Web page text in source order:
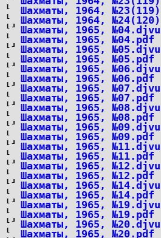
Шахматы, 1964,
Шахматы, 1964,
Шахматы, 1965, №04.djvu
Шахматы, 1965, №04.pdf
Шахматы, 1965, №05.djvu
Шахматы, 1965, №05.pdf
Шахматы, 1965, №06.djvu
Шахматы, 1965, №06.pdf
Шахматы, 1965, №07.djvu
Шахматы, 1965, №07.pdf
Шахматы, 1965, №08.djvu
Шахматы, 1965, №08.pdf
Шахматы, 1965, №09.djvu
Шахматы, 1965, №09.pdf
Шахматы, 1965, №11.djvu
Шахматы, 1965, №11.pdf
Шахматы, 1965, №12.djvu
Шахматы, 1965, №12.pdf
Шахматы, 1965, №14.djvu
Шахматы, 1965, №14.pdf
Шахматы, 1965, №19.djvu
Шахматы, 1965, №19.pdf
Шахматы, 1965, №20.djvu
Шахматы, 1965, №20.pdf